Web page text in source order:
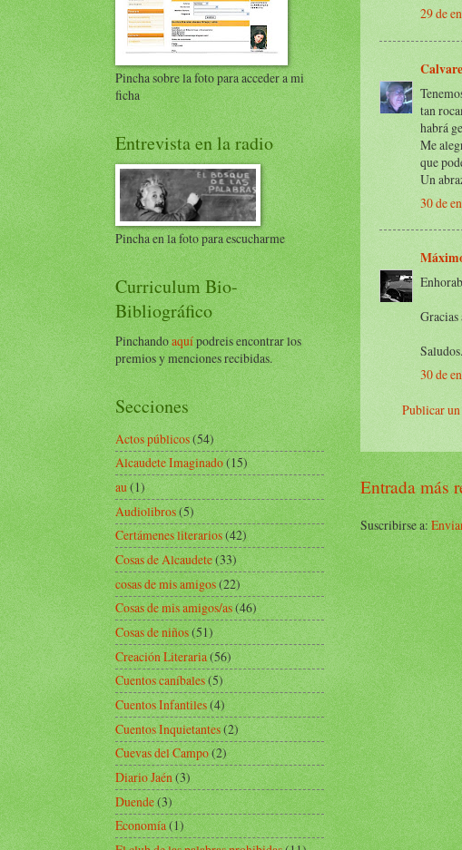
29 de
tan
habrá
Me
que
Un
30 de
Gracias
Saludos.
30 de
Publicar
Entrada más
Suscribirse a:
Pincha sobre la foto para acceder a mi
ficha
Entrevista en la radio
Pincha en la foto para escucharme
Curriculum Bio-
Bibliográfico
Pinchandoaquípodreis encontrar los
premios y menciones recibidas.
Secciones
Actos públicos(54)
Alcaudete Imaginado(15)
au(1)
Audiolibros(5)
Certámenes literarios(42)
Cosas de Alcaudete(33)
cosas de mis amigos(22)
Cosas de mis amigos/as(46)
Cosas de niños(51)
Creación Literaria(56)
Cuentos caníbales(5)
Cuentos Infantiles(4)
Cuentos Inquietantes(2)
Cuevas del Campo(2)
Diario Jaén(3)
Duende(3)
Economía(1)